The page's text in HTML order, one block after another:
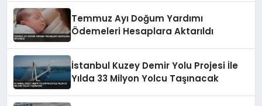
Temmuz Ayı Doğum Yardımı
Ödemeleri Hesaplara Aktarıldı
İstanbul Kuzey Demir Yolu Projesi İle
Yılda 33 Milyon Yolcu Taşınacak